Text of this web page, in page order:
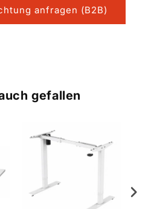
anfragen (B2B)
gefallen